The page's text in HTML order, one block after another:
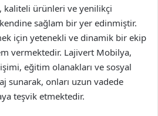
kaliteli ürünleri ve yenilikçi
sağlam bir yer edinmiştir.
için yetenekli ve dinamik bir ekip
vermektedir. Lajivert Mobilya,
eğitim olanakları ve sosyal
sunarak, onları uzun vadede
teşvik etmektedir.